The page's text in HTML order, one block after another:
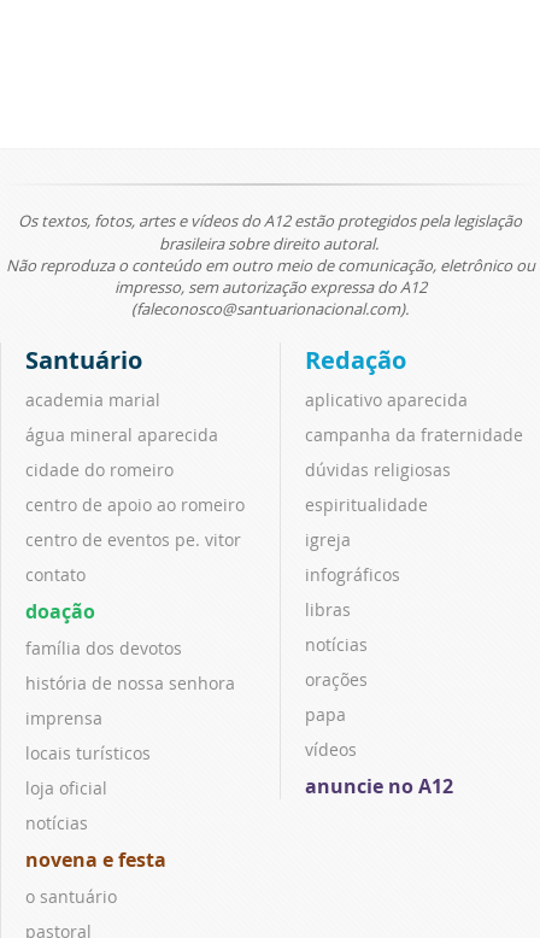
Os textos, fotos, artes e vídeos do A12 estão protegidos pela legislação
brasileira sobre direito autoral.
Não reproduza o conteúdo em outro meio de comunicação, eletrônico ou
impresso, sem autorização expressa do A12
(faleconosco@santuarionacional.com).
Santuário
academia marial
água mineral aparecida
cidade do romeiro
centro de apoio ao romeiro
centro de eventos pe. vitor
contato
doação
família dos devotos
história de nossa senhora
imprensa
locais turísticos
loja oficial
notícias
novena e festa
o santuário
pastoral
Redação
aplicativo aparecida
campanha da fraternidade
dúvidas religiosas
espiritualidade
igreja
infográficos
libras
notícias
orações
papa
vídeos
anuncie no A12